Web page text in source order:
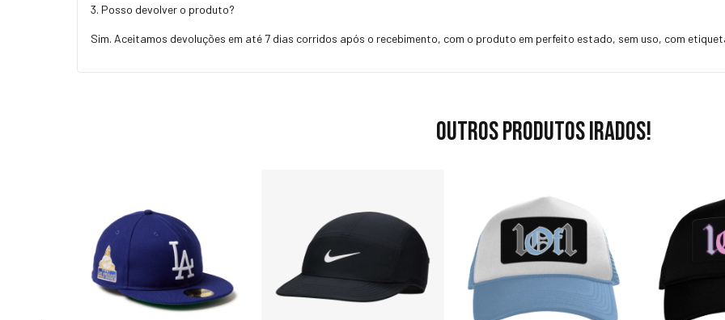
3. Posso devolver o produto?
Sim. Aceitamos devoluções em até 7 dias corridos após o recebimento, com o produto em perfeito estado, sem uso, com
Outros produtos irados!